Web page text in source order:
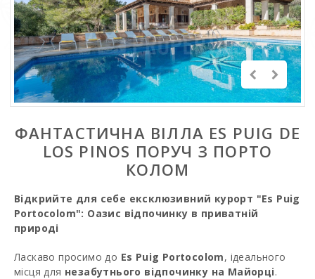
ФАНТАСТИЧНА ВІЛЛА ES PUIG DE
LOS PINOS ПОРУЧ З ПОРТО
КОЛОМ
Відкрийте для себе ексклюзивний курорт "Es Puig
Portocolom": Оазис відпочинку в приватній
природі
Ласкаво просимо до Es Puig Portocolom, ідеального
місця для незабутнього відпочинку на Майорці.